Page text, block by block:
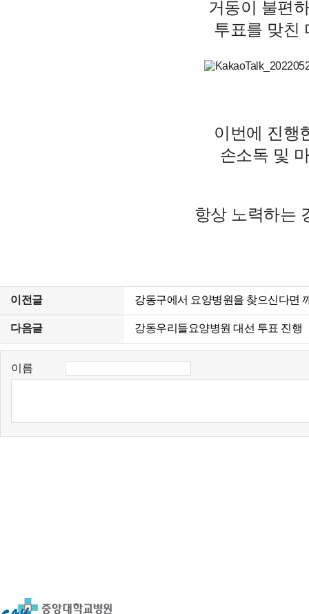
거동이 불편
투표를 맞친
이번에 진행
손소독 및
항상 노력하는
이전글 강동구에서 요양병원을 찾으신다면
다음글 강동우리들요양병원 대선 투표 진행
이름